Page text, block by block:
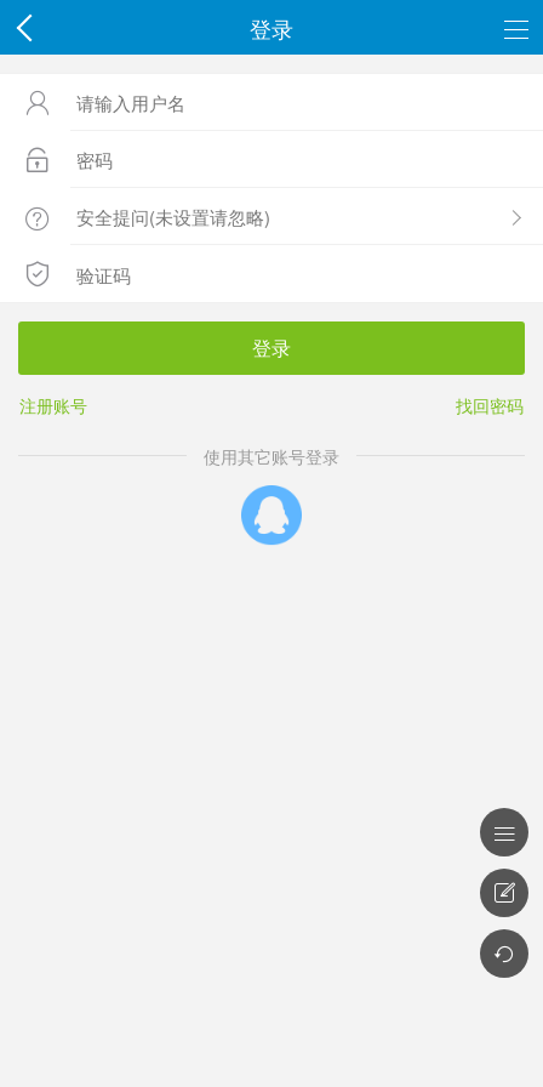
登录




登录
注册账号 找回密码
使用其它账号登录


